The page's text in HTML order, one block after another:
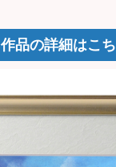
作品の詳細はこ